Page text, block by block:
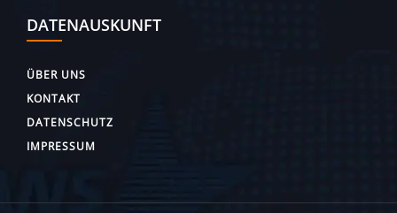
DATENAUSKUNFT
ÜBER UNS
KONTAKT
DATENSCHUTZ
IMPRESSUM